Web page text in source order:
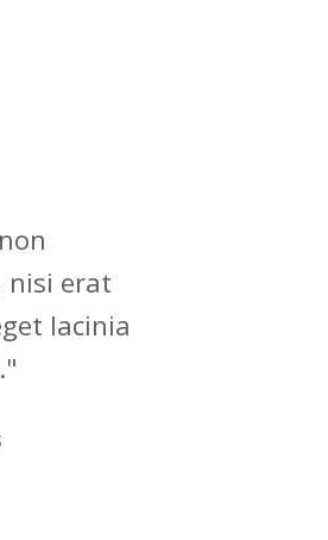
nisi erat
lacinia